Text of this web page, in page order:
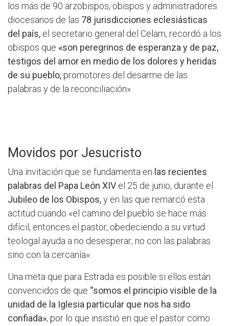
los más de 90 arzobispos, obispos y administradores
diocesanos de las 78 jurisdicciones eclesiásticas
del país, el secretario general del Celam, recordó a los
obispos que «son peregrinos de esperanza y de paz,
testigos del amor en medio de los dolores y heridas
de su pueblo, promotores del desarme de las
palabras y de la reconciliación».
Movidos por Jesucristo
Una invitación que se fundamenta en las recientes
palabras del Papa León XIV el 25 de junio, durante el
Jubileo de los Obispos,y en las que remarcó esta
actitud cuando «el camino del pueblo se hace más
difícil, entonces el pastor, obedeciendo a su virtud
teologal ayuda a no desesperar; no con las palabras
sino con la cercanía».
Una meta que para Estrada es posible si ellos están
convencidos de que “somos el principio visible de la
unidad de la Iglesia particular que nos ha sido
confiada»; por lo que insistió en que el pastor como